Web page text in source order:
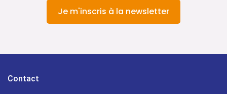
Je m'inscris à la newsletter
Contact